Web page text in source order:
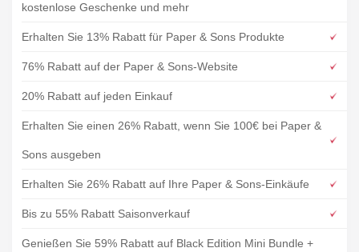
kostenlose Geschenke und mehr
Erhalten Sie 13% Rabatt für Paper & Sons Produkte
76% Rabatt auf der Paper & Sons-Website
20% Rabatt auf jeden Einkauf
Erhalten Sie einen 26% Rabatt, wenn Sie 100€ bei Paper &
Sons ausgeben
Erhalten Sie 26% Rabatt auf Ihre Paper & Sons-Einkäufe
Bis zu 55% Rabatt Saisonverkauf
Genießen Sie 59% Rabatt auf Black Edition Mini Bundle +